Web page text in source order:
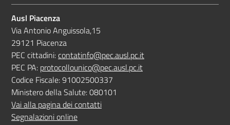
Ausl Piacenza
Via Antonio Anguissola,15
29121 Piacenza
PEC cittadini:contatinfo@pec.ausl.pc.it
PEC PA: protocollounico@pec.ausl.pc.it
Codice Fiscale: 91002500337
Ministero della Salute: 080101
Vai alla pagina dei contatti
Segnalazioni online